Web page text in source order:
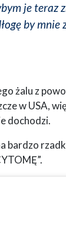
je teraz
by
żalu z
w USA,
dochodzi.
bardzo